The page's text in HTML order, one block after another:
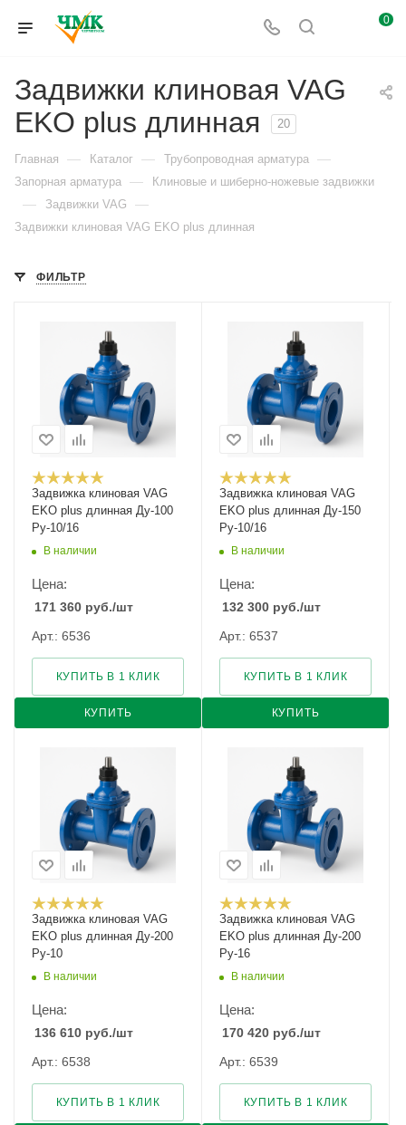
0
Задвижки клиновая VAG
EKO plus длинная
20
Главная — Каталог — Трубопроводная арматура —
Запорная арматура — Клиновые и шиберно-ножевые задвижки
— Задвижки VAG —
Задвижки клиновая VAG EKO plus длинная
ФИЛЬТР
Задвижка клиновая VAG
EKO plus длинная Ду-100
Ру-10/16
В наличии
Цена:
171 360 руб./шт
Арт.: 6536
КУПИТЬ
КУПИТЬ В 1 КЛИК
Задвижка клиновая VAG
EKO plus длинная Ду-150
Ру-10/16
В наличии
Цена:
132 300 руб./шт
Арт.: 6537
КУПИТЬ
КУПИТЬ В 1 КЛИК
Задвижка клиновая VAG
EKO plus длинная Ду-200
Ру-10
В наличии
Цена:
136 610 руб./шт
Арт.: 6538
КУПИТЬ В 1 КЛИК
Задвижка клиновая VAG
EKO plus длинная Ду-200
Ру-16
В наличии
Цена:
170 420 руб./шт
Арт.: 6539
КУПИТЬ В 1 КЛИК